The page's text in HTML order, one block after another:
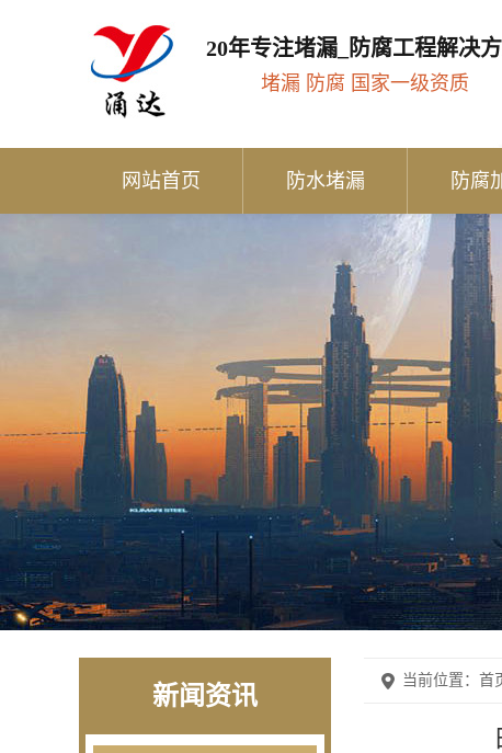
20年专注堵漏_防腐工程解决
堵漏 防腐 国家一级资质
网站首页 防水堵漏 防腐
新闻资讯
当前位置： 首